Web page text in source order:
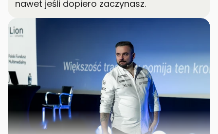
nawet jeśli dopiero zaczynasz.